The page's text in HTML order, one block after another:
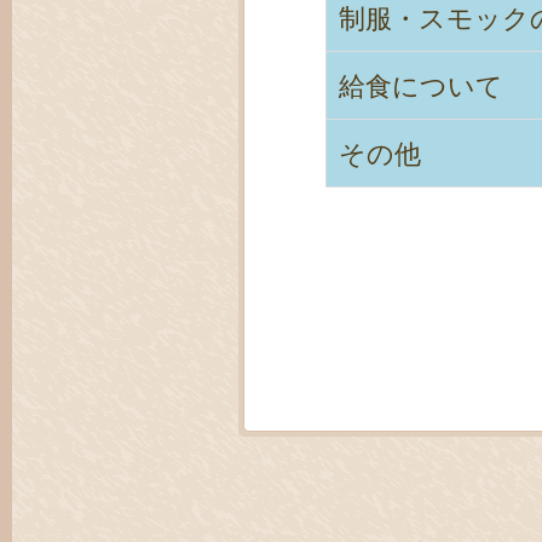
制服・スモック
給食について
その他